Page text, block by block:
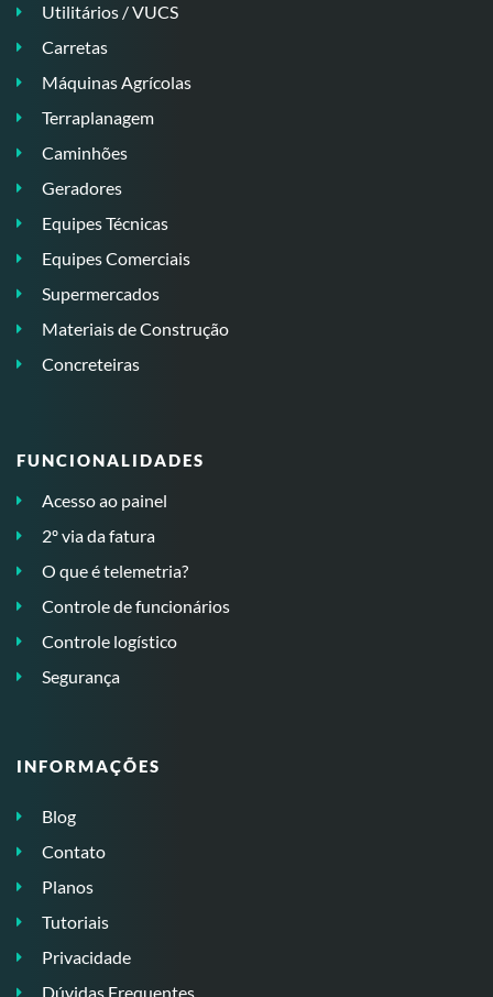
Utilitários / VUCS
Carretas
Máquinas Agrícolas
Terraplanagem
Caminhões
Geradores
Equipes Técnicas
Equipes Comerciais
Supermercados
Materiais de Construção
Concreteiras
FUNCIONALIDADES
Acesso ao painel
2º via da fatura
O que é telemetria?
Controle de funcionários
Controle logístico
Segurança
INFORMAÇÕES
Blog
Contato
Planos
Tutoriais
Privacidade
Dúvidas Frequentes